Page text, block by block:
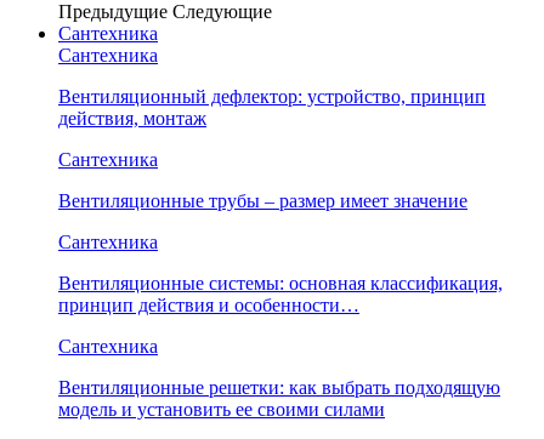
Предыдущие Следующие
Сантехника
Сантехника
Вентиляционный дефлектор: устройство, принцип
действия, монтаж
Сантехника
Вентиляционные трубы – размер имеет значение
Сантехника
Вентиляционные системы: основная классификация,
принцип действия и особенности…
Сантехника
Вентиляционные решетки: как выбрать подходящую
модель и установить ее своими силами